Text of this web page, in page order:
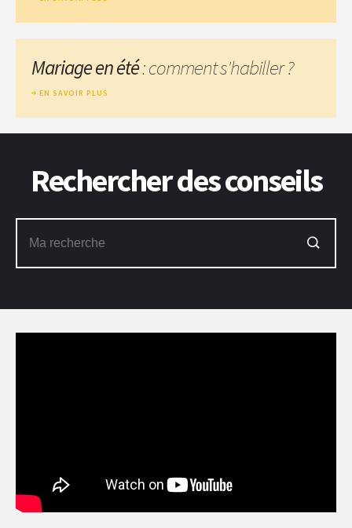
Mariage en été: comment s'habiller ?
EN SAVOIR PLUS
Rechercher des conseils